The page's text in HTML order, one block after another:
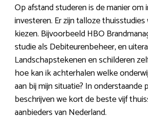
Op afstand studeren is de manier om
investeren. Er zijn talloze
kiezen. Bijvoorbeeld HBO
studie als Debiteurenbeheer, en
Landschapstekenen en schilderen
hoe kan ik achterhalen welke
aan bij mijn situatie? In onderstaande
beschrijven we kort de beste vijf
aanbieders van Nederland.